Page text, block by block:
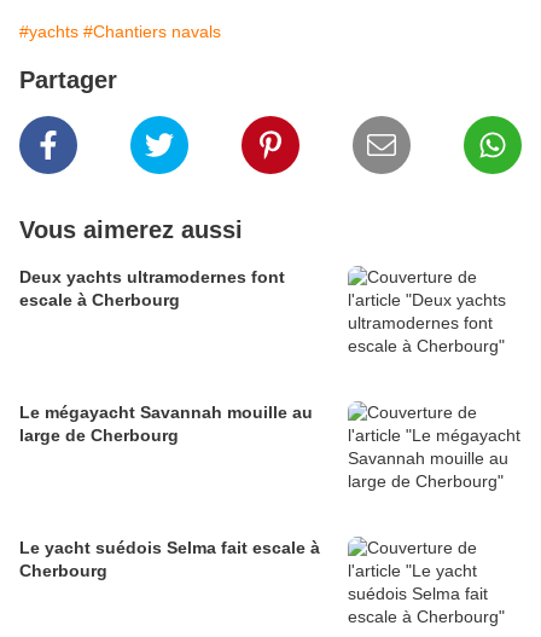
#yachts #Chantiers navals
Partager
Vous aimerez aussi
Deux yachts ultramodernes font
escale à Cherbourg
Le mégayacht Savannah mouille au
large de Cherbourg
Le yacht suédois Selma fait escale à
Cherbourg